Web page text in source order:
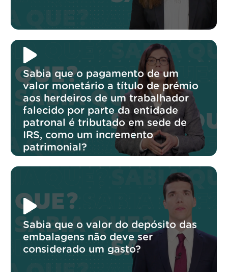
Sabia que o pagamento de um
valor monetário a título de prémio
aos herdeiros de um trabalhador
falecido por parte da entidade
patronal é tributado em sede de
IRS, como um incremento
patrimonial?
Sabia que o valor do depósito das
embalagens não deve ser
considerado um gasto?